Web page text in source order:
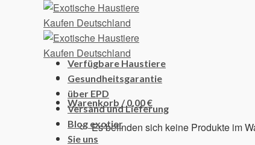
Warenkorb /0,00€
Es befinden sich keine Produkte im
Verfügbare Haustiere
Gesundheitsgarantie
über EPD
Versand und Lieferung
Blog exotier
Sie uns